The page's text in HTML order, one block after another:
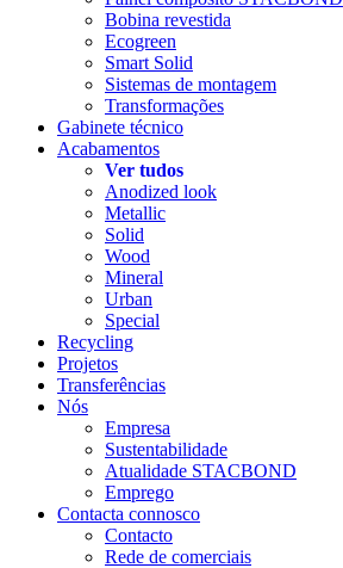
Bobina revestida
Ecogreen
Smart Solid
Sistemas de montagem
Transformações
Gabinete técnico
Acabamentos
Ver tudos
Anodized look
Metallic
Solid
Wood
Mineral
Urban
Special
Recycling
Projetos
Transferências
Nós
Empresa
Sustentabilidade
Atualidade STACBOND
Emprego
Contacta connosco
Contacto
Rede de comerciais